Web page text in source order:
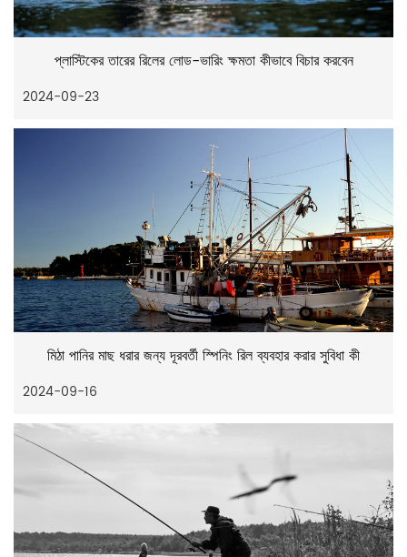
প্লাস্টিকের তারের রিলের লোড-ভারিং ক্ষমতা কীভাবে বিচার করবেন
2024-09-23
মিঠা পানির মাছ ধরার জন্য দূরবর্তী স্পিনিং রিল ব্যবহার করার সুবিধা কী
2024-09-16